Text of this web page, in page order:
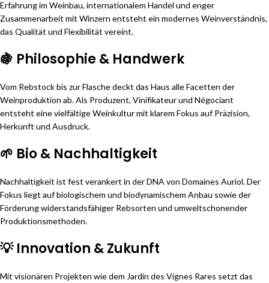
Erfahrung im Weinbau, internationalem Handel und enger
Zusammenarbeit mit Winzern entsteht ein modernes Weinverständnis,
das Qualität und Flexibilität vereint.
🍇 Philosophie & Handwerk
Vom Rebstock bis zur Flasche deckt das Haus alle Facetten der
Weinproduktion ab. Als Produzent, Vinifikateur und Négociant
entsteht eine vielfältige Weinkultur mit klarem Fokus auf Präzision,
Herkunft und Ausdruck.
🌱 Bio & Nachhaltigkeit
Nachhaltigkeit ist fest verankert in der DNA von Domaines Auriol. Der
Fokus liegt auf biologischem und biodynamischem Anbau sowie der
Förderung widerstandsfähiger Rebsorten und umweltschonender
Produktionsmethoden.
💡 Innovation & Zukunft
Mit visionären Projekten wie dem Jardin des Vignes Rares setzt das